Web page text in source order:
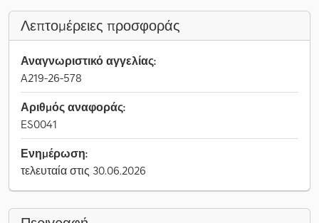
Λεπτομέρειες προσφοράς
Αναγνωριστικό αγγελίας:
A219-26-578
Αριθμός αναφοράς:
ES0041
Ενημέρωση:
τελευταία στις 30.06.2026